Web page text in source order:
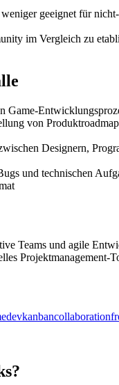
geeignet für
im Vergleich zu
Game-
von
Designern,
und technischen
Teams und agile
Projektmanagement-
kanbancollaboration